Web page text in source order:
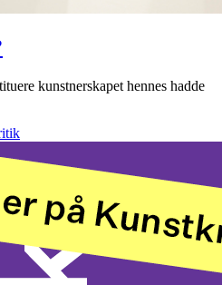
kunstnerskapet hennes hadde